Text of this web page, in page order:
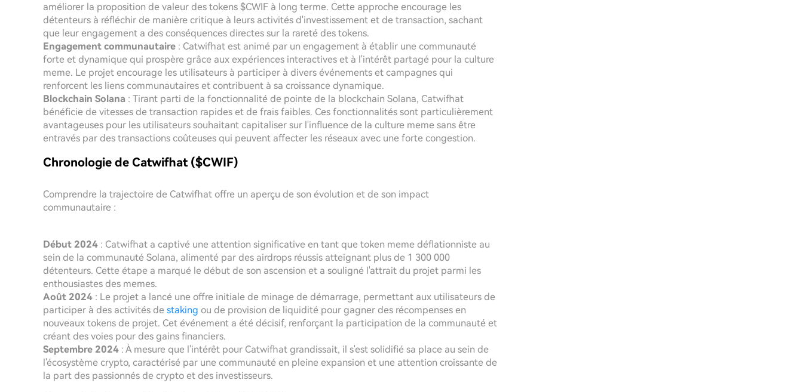
améliorer la proposition de valeur des tokens $CWIF à long terme. Cette approche encourage les
détenteurs à réfléchir de manière critique à leurs activités d'investissement et de transaction, sachant
que leur engagement a des conséquences directes sur la rareté des tokens.
Engagement communautaire : Catwifhat est animé par un engagement à établir une communauté
forte et dynamique qui prospère grâce aux expériences interactives et à l'intérêt partagé pour la culture
meme. Le projet encourage les utilisateurs à participer à divers événements et campagnes qui
renforcent les liens communautaires et contribuent à sa croissance dynamique.
Blockchain Solana : Tirant parti de la fonctionnalité de pointe de la blockchain Solana, Catwifhat
bénéficie de vitesses de transaction rapides et de frais faibles. Ces fonctionnalités sont particulièrement
avantageuses pour les utilisateurs souhaitant capitaliser sur l'influence de la culture meme sans être
entravés par des transactions coûteuses qui peuvent affecter les réseaux avec une forte congestion.
Chronologie de Catwifhat ($CWIF)
Comprendre la trajectoire de Catwifhat offre un aperçu de son évolution et de son impact
communautaire :
Début 2024 : Catwifhat a captivé une attention significative en tant que token meme déflationniste au
sein de la communauté Solana, alimenté par des airdrops réussis atteignant plus de 1 300 000
détenteurs. Cette étape a marqué le début de son ascension et a souligné l'attrait du projet parmi les
enthousiastes des memes.
Août 2024 : Le projet a lancé une offre initiale de minage de démarrage, permettant aux utilisateurs de
participer à des activités de staking ou de provision de liquidité pour gagner des récompenses en
nouveaux tokens de projet. Cet événement a été décisif, renforçant la participation de la communauté et
créant des voies pour des gains financiers.
Septembre 2024 : À mesure que l'intérêt pour Catwifhat grandissait, il s'est solidifié sa place au sein de
l'écosystème crypto, caractérisé par une communauté en pleine expansion et une attention croissante de
la part des passionnés de crypto et des investisseurs.